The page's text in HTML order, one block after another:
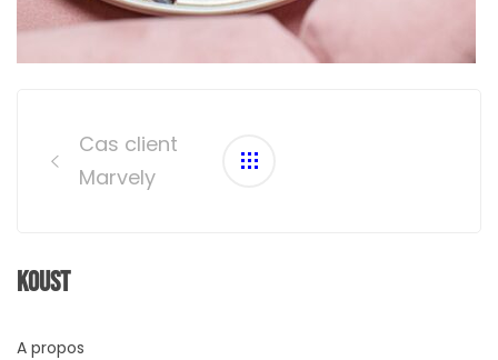
navigationCas client
Marvely
Koust
A propos